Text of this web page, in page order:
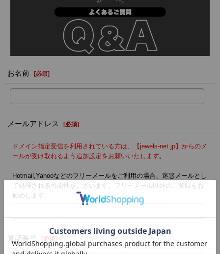
お名前 [必須]
メールアドレス [必須]
ドメイン指定受信を利用されている方は、【jewels-net.jp】からのメ
ールが受け取れるよう追加設定をお願いいたします｡
Hotmail,Yahooなどのフリーメールをご利用の場合、迷惑メールとし
て処理される可能性がございます。フリーメール以外のご登録をお
勧めします。
電話番号 [必須]